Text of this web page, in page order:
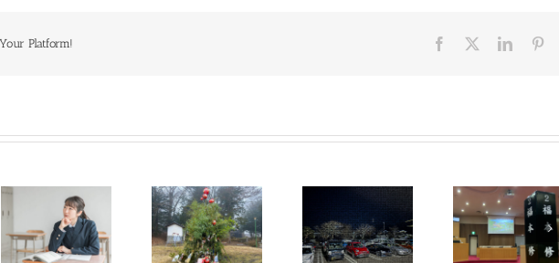
Platform! Facebook LinkedIn
どんど焼き
町長選立候補
予定者による
濃厚接触者認
定に伴う議会